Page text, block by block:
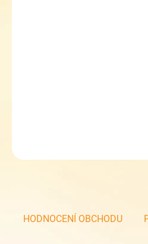
HODNOCENÍ OBCHODU